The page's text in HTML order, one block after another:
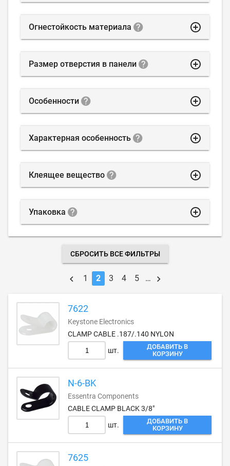
highlight_off
Огнестойкость материала
highlight_off
Размер отверстия в панели
highlight_off
Особенности
highlight_off
Характерная особенность
highlight_off
Клеящее вещество
highlight_off
Упаковка
СБРОСИТЬ ВСЕ ФИЛЬТРЫ
1 2 3 4 5 …
7622
Keystone Electronics
CLAMP CABLE .187/.140 NYLON
шт.
ДОБАВИТЬ В
КОРЗИНУ
N-6-BK
Essentra Components
CABLE CLAMP BLACK 3/8"
шт.
ДОБАВИТЬ В
КОРЗИНУ
7625